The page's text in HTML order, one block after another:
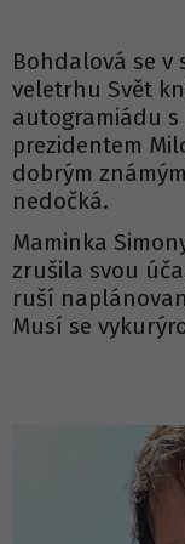
Bohdalová se v
veletrhu Svět
autogramiádu
prezidentem
dobrým
nedočká.
Maminka
zrušila svou
ruší
Musí se